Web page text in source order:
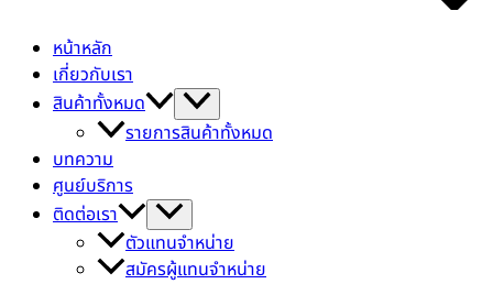
หน้าหลัก
เกี่ยวกับเรา
สินค้าทั้งหมด
รายการสินค้าทั้งหมด
บทความ
ศูนย์บริการ
ติดต่อเรา
ตัวแทนจำหน่าย
สมัครผู้แทนจำหน่าย